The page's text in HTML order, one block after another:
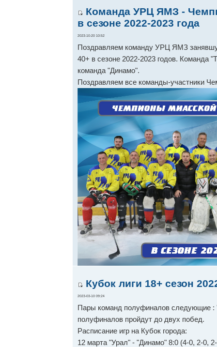
Команда УРЦ ЯМЗ -
в сезоне 2022-2023 года
2023-10-20 10:52
Поздравляем команду УРЦ ЯМЗ
40+ в сезоне 2022-2023 годов. Команда
команда "Динамо".
Поздравляем все команды-участники
Кубок лиги 18+ сезон
2023-03-10 09:24
Пары команд полуфиналов следующие :
полуфиналов пройдут до двух побед.
Расписание игр на Кубок города:
12 марта "Урал" - "Динамо" 8:0 (4-0, 2-0,